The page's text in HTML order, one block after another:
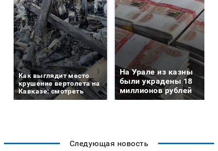
Как выглядит место
крушение вертолета на
Кавказе: смотреть
На Урале из казны
были украдены 18
миллионов рублей
Следующая новость